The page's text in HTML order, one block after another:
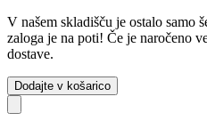
V našem skladišču je ostalo samo
zaloga je na poti! Če je naročeno
dostave.
Dodajte v košarico